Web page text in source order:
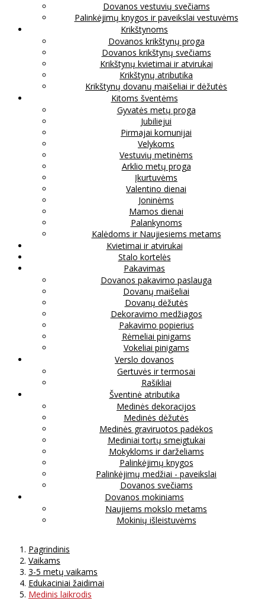
Dovanos vestuvių svečiams
Palinkėjimų knygos ir paveikslai vestuvėms
Krikštynoms
Dovanos krikštynų proga
Dovanos krikštynų svečiams
Krikštynų kvietimai ir atvirukai
Krikštynų atributika
Krikštynų dovanų maišeliai ir dėžutės
Kitoms šventėms
Gyvatės metų proga
Jubiliejui
Pirmajai komunijai
Velykoms
Vestuvių metinėms
Arklio metų proga
Įkurtuvėms
Valentino dienai
Joninėms
Mamos dienai
Palankynoms
Kalėdoms ir Naujiesiems metams
Kvietimai ir atvirukai
Stalo kortelės
Pakavimas
Dovanos pakavimo paslauga
Dovanų maišeliai
Dovanų dėžutės
Dekoravimo medžiagos
Pakavimo popierius
Rėmeliai pinigams
Vokeliai pinigams
Verslo dovanos
Gertuvės ir termosai
Rašikliai
Šventinė atributika
Medinės dekoracijos
Medinės dėžutės
Medinės graviruotos padėkos
Mediniai tortų smeigtukai
Mokykloms ir darželiams
Palinkėjimų knygos
Palinkėjimų medžiai - paveikslai
Dovanos svečiams
Dovanos mokiniams
Naujiems mokslo metams
Mokinių išleistuvėms
Pagrindinis
Vaikams
3-5 metų vaikams
Edukaciniai žaidimai
Medinis laikrodis